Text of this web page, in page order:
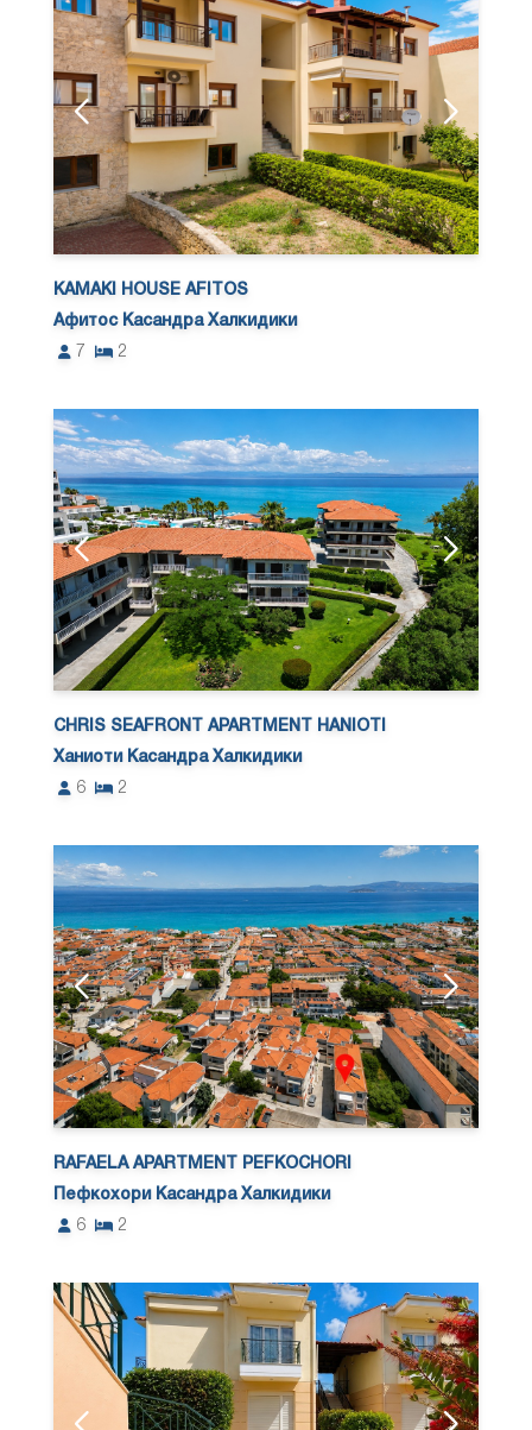
KAMAKI HOUSE AFITOS
Афитос Касандра Халкидики
7
2
CHRIS SEAFRONT APARTMENT HANIOTI
Ханиоти Касандра Халкидики
6
2
RAFAELA APARTMENT PEFKOCHORI
Пефкохори Касандра Халкидики
6
2